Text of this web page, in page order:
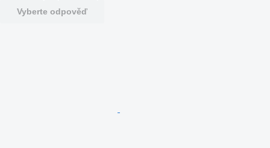
Vyberte odpověď